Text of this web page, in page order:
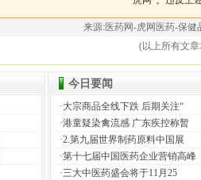
来源:医药网-虎网医
(以上所有文
今日要闻
·大宗商品全线下跌 后期关注“
·港童疑染禽流感 广东疾控称暂
·2.第九届世界制药原料中国展
·第十七届中国医药企业营销高峰
·三大中医药盛会将于11月25